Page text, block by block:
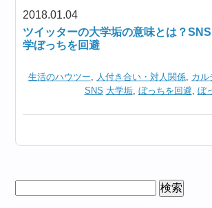
2018.01.04
ツイッターの大学垢の意味とは？
学ぼっちを回避
生活のハウツー, 人付き合い・対人関係, カル
SNS 大学垢, ぼっちを回避, ぼ